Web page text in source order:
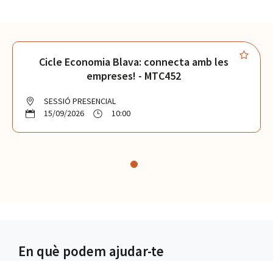
Cicle Economia Blava: connecta amb les
empreses! - MTC452
SESSIÓ PRESENCIAL
15/09/2026
10:00
En què podem ajudar-te